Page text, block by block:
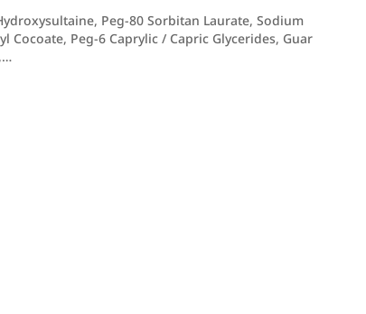
Peg-80 Sorbitan Laurate, Sodium
Cocoate, Peg-6 Caprylic / Capric Glycerides, Guar